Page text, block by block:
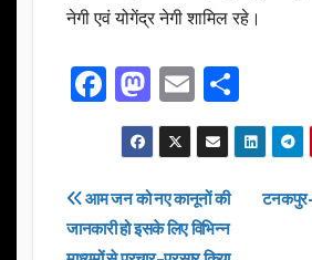
नेगी एवं योगेंद्र नेगी शामिल रहे।
F
a
c
e
b
M
a
st
o
d
E
m
ail
h
ar
Post
navigation
टनकपुर-
आम जन को नए कानूनों की
जानकारी हो इसके लिए विभिन्न